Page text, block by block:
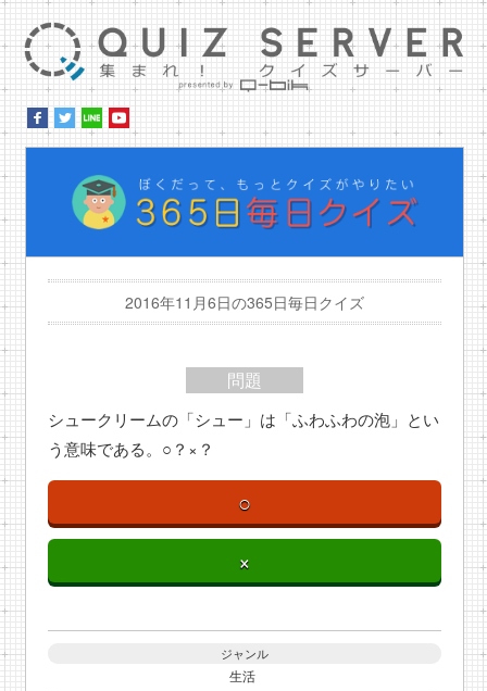
2016年11月6日の365日毎日クイズ
問題
シュークリームの「シュー」は「ふわふわの泡」とい
う意味である。○？×？
○
×
ジャンル
生活